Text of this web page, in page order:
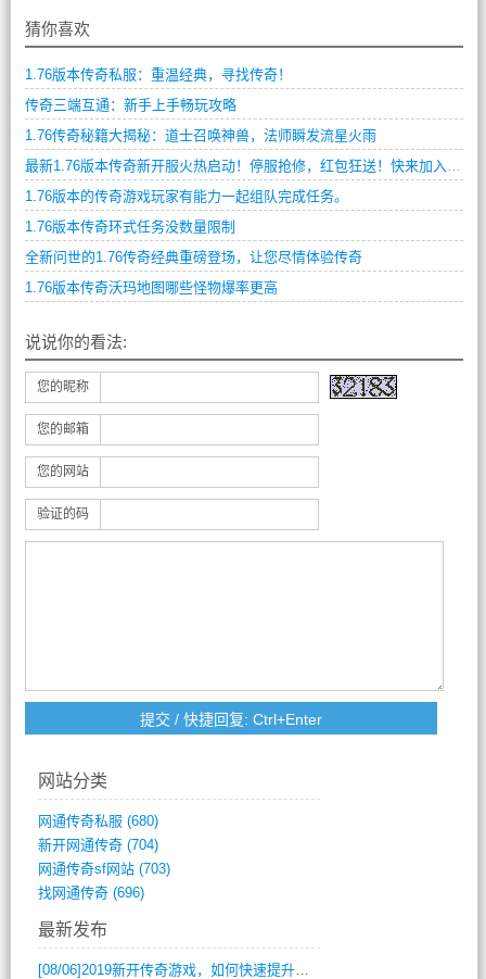
猜你喜欢
1.76版本传奇私服：重温经典，寻找传奇！
传奇三端互通：新手上手畅玩攻略
1.76传奇秘籍大揭秘：道士召唤神兽，法师瞬发流星火雨
最新1.76版本传奇新开服火热启动！停服抢修，红包狂送！快来加入这个热血传奇世界！
1.76版本的传奇游戏玩家有能力一起组队完成任务。
1.76版本传奇环式任务没数量限制
全新问世的1.76传奇经典重磅登场，让您尽情体验传奇
1.76版本传奇沃玛地图哪些怪物爆率更高
说说你的看法:
您的昵称
您的邮箱
您的网站
验证的码
网站分类
网通传奇私服 (680)
新开网通传奇(704)
网通传奇sf网站(703)
找网通传奇(696)
最新发布
[08/06]2019新开传奇游戏，如何快速提升角色等级？